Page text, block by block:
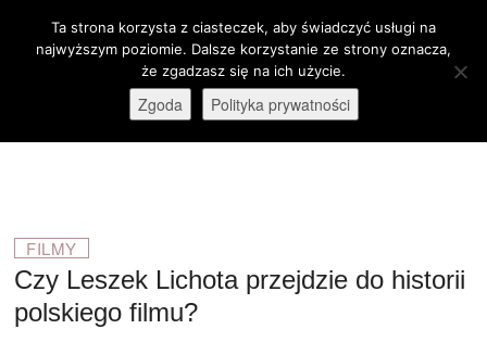
stare-kino.pl
ZAPRASZAMY
M
e
B
n
FILMY
Czy Leszek Lichota przejdzie do historii
polskiego filmu?
Otwórz pasek narzędzi
Ta strona korzysta z ciasteczek, aby świadczyć usługi na
najwyższym poziomie. Dalsze korzystanie ze strony oznacza,
że zgadzasz się na ich użycie.
Zgoda Polityka prywatności